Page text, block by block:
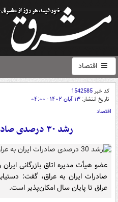
اقتصاد
کد خبر1542585
تاریخ انتشار: ۱۳ آبان ۱۴۰۲ - ۰۴:۰۰
اقتصاد
رشد ۳۰ درصدی صادرات ایران به عراق
عراق تا پایان سال امکان‌پذیر است.